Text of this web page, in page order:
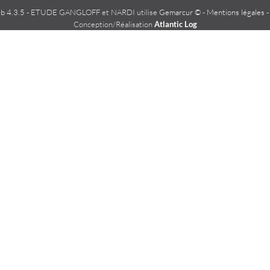
4.3.5 - ETUDE GANGLOFF et NARDI utilise Gemarcur ©- Mentions légales -
Conception/Réalisation Atlantic Log